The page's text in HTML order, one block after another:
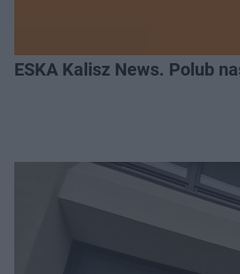
ESKA Kalisz News. Polub